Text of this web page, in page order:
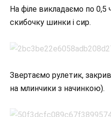
На філе викладаємо по 0,5
скибочку шинки і сир.
Звертаємо рулетик,
на млинчики з начинкою).